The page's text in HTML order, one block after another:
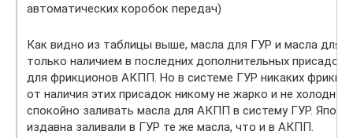
автоматических коробок передач)
Как видно из таблицы выше, масла для ГУР и масла для
только наличием в последних дополнительных присадок,
для фрикционов АКПП. Но в системе ГУР никаких
от наличия этих присадок никому не жарко и не холодно.
спокойно заливать масла для АКПП в систему ГУР.
издавна заливали в ГУР те же масла, что и в АКПП.